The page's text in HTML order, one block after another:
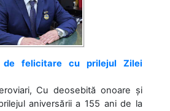
de felicitare cu prilejul Zilei
Cu deosebită onoare și
aniversării a 155 ani de la